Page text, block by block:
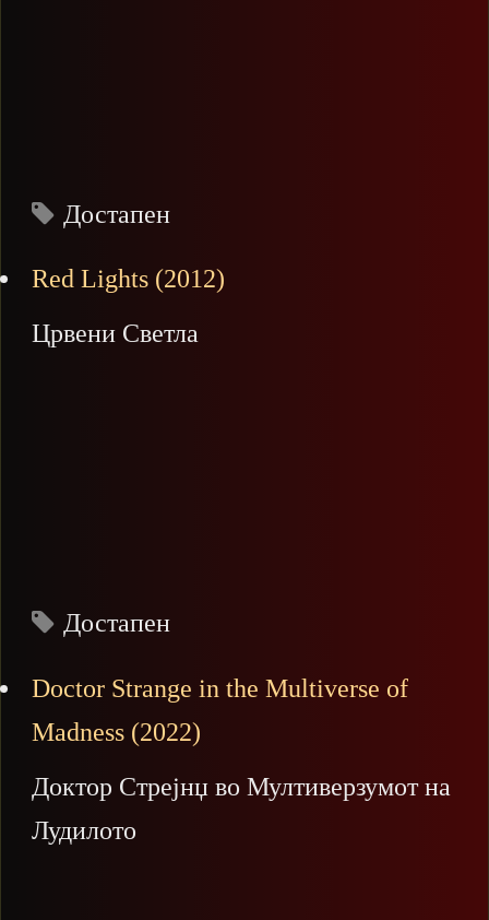
Достапен
Red Lights (2012)
Црвени Светла
Достапен
Doctor Strange in the Multiverse of
Madness (2022)
Доктор Стрејнџ во Мултиверзумот на
Лудилото